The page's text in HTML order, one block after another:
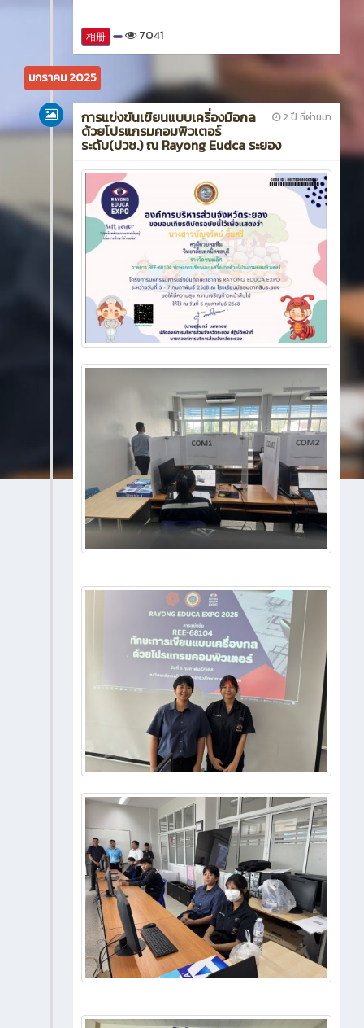
相册 7041
มกราคม 2025
2 ปี ที่ผ่านมา
การแข่งขันเขียนแบบเครื่องมือกล
ด้วยโปรแกรมคอมพิวเตอร์
ระดับ(ปวช.) ณ Rayong Eudca ระยอง